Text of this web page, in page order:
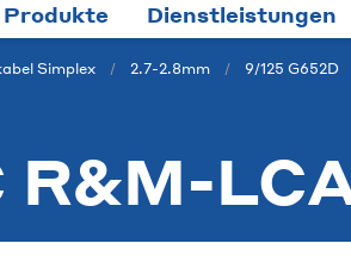
Produkte Dienstleistungen
Simplex 2.7-2.8mm 9/125 G652D
R&M-